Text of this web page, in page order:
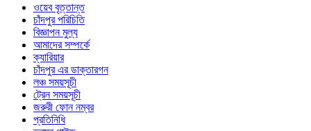
ওয়েব বৃত্তান্ত
চাঁদপুর পরিচিতি
বিজ্ঞাপন মুল্য
আমাদের সম্পর্কে
ক্যারিয়ার
চাঁদপুর এর ডাক্তারগন
লঞ্চ সময়সূচী
ট্রেন সময়সূচী
জরুরী ফোন নম্বর
প্রতিনিধি